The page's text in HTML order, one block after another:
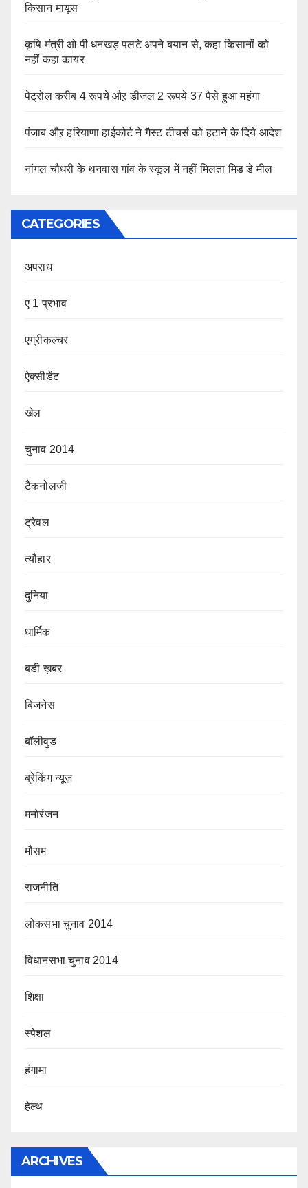
किसान मायूस
कृषि मंत्री ओ पी धनखड़ पलटे अपने बयान से, कहा किसानों को
नहीं कहा कायर
पेट्रोल करीब 4 रूपये औऱ डीजल 2 रूपये 37 पैसे हुआ महंगा
पंजाब औऱ हरियाणा हाईकोर्ट ने गैस्ट टीचर्स को हटाने के दिये आदेश
नांगल चौधरी के थनवास गांव के स्कूल में नहीं मिलता मिड डे मील
CATEGORIES
अपराध
ए 1 प्रभाव
एग्रीकल्चर
ऐक्सीडेंट
खेल
चुनाव 2014
टैकनोलजी
ट्रेवल
त्यौहार
दुनिया
धार्मिक
बडी ख़बर
बिजनेस
बॉलीवुड
ब्रेकिंग न्यूज़
मनोरंजन
मौसम
राजनीति
लोकसभा चुनाव 2014
विधानसभा चुनाव 2014
शिक्षा
स्पेशल
हंगामा
हेल्थ
ARCHIVES